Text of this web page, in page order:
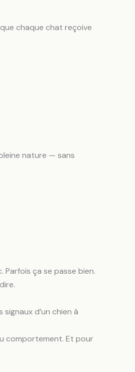
chaque chat reçoive
nature — sans
Parfois ça se passe bien.
d’un chien à
comportement. Et pour